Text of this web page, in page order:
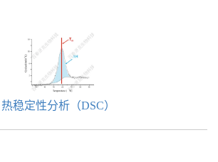
热稳定性分析（DSC）